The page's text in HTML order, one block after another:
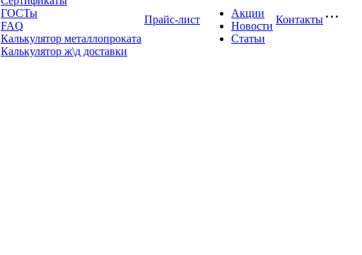
ГОСТы
FAQ
Калькулятор металлопроката
Калькулятор ж\д доставки
Прайс-лист
Акции
Новости
Статьи
Контакты